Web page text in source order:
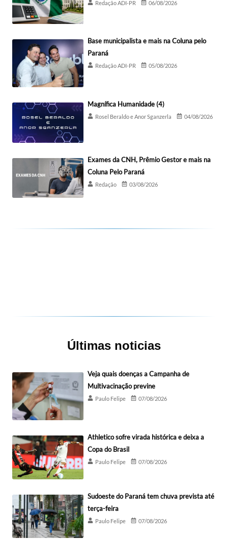
Redação ADI-PR 06/08/2026
Base municipalista e mais na Coluna pelo
Paraná
Redação ADI-PR 05/08/2026
Magnífica Humanidade (4)
Rosel Beraldo e Anor Sganzerla 04/08/2026
Exames da CNH, Prêmio Gestor e mais na
Coluna Pelo Paraná
Redação 03/08/2026
Últimas noticias
Veja quais doenças a Campanha de
Multivacinação previne
Paulo Felipe 07/08/2026
Athletico sofre virada histórica e deixa a
Copa do Brasil
Paulo Felipe 07/08/2026
Sudoeste do Paraná tem chuva prevista até
terça-feira
Paulo Felipe 07/08/2026